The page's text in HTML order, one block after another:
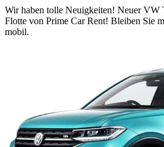
Wir haben tolle Neuigkeiten! Neuer VW
Flotte von Prime Car Rent! Bleiben Sie
mobil.